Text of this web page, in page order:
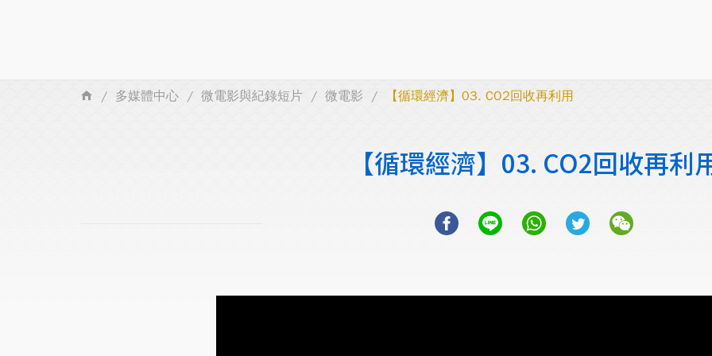
多媒體中心 微電影與紀錄短片 微電影 【循環經濟】03. CO2回收再利用
【循環經濟】03. CO2回收再利